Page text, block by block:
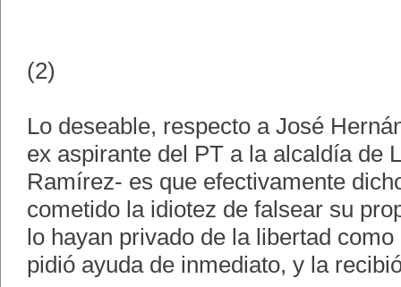
(2)
Lo deseable, respecto a José
ex aspirante del PT a la alcaldía de
Ramírez- es que efectivamente
cometido la idiotez de falsear su
lo hayan privado de la libertad
pidió ayuda de inmediato, y la